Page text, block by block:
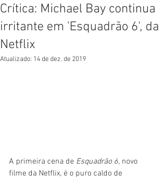
Crítica: Michael Bay continua
irritante em 'Esquadrão 6', da
Netflix
Atualizado: 14 de dez. de 2019
A primeira cena de Esquadrão 6, novo
filme da Netflix, é o puro caldo de